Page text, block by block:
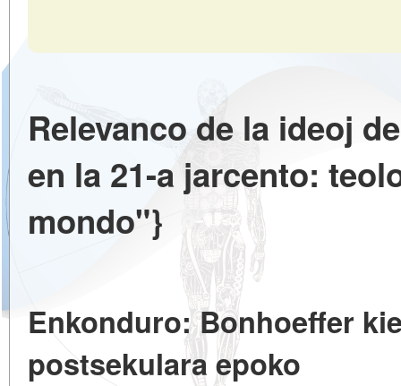
Relevanco de la ideoj
en la 21-a jarcento:
mondo"}
Enkonduro: Bonhoeffer
postsekulara epoko